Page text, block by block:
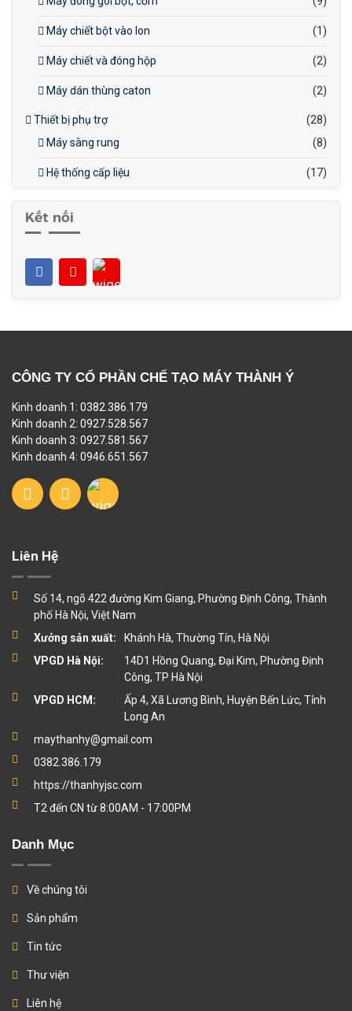
Máy chiết bột vào lon (1)
Máy chiết và đóng hộp (2)
Máy dán thùng caton (2)
Thiết bị phụ trợ
(28)
Máy sàng rung
(8)
Hệ thống cấp liệu (17)
Kết nối
CÔNG TY CỔ PHẦN CHẾ TẠO MÁY THÀNH Ý
Kinh doanh 1: 0382.386.179
Kinh doanh 2: 0927.528.567
Kinh doanh 3: 0927.581.567
Kinh doanh 4: 0946.651.567
Liên Hệ
Số 14, ngõ 422 đường Kim Giang, Phường Định Công, Thành
phố Hà Nội, Việt Nam
Xưởng sản xuất:
Khánh Hà, Thường Tín, Hà Nội
VPGD Hà Nội:
14D1 Hồng Quang, Đại Kim, Phường Định
Công, TP Hà Nội
VPGD HCM:
Ấp 4, Xã Lương Bình, Huyện Bến Lức, Tỉnh
Long An
maythanhy@gmail.com
0382.386.179
https://thanhyjsc.com
T2 đến CN từ 8:00AM - 17:00PM
Danh Mục
Về chúng tôi
Sản phẩm
Tin tức
Thư viện
Liên hệ